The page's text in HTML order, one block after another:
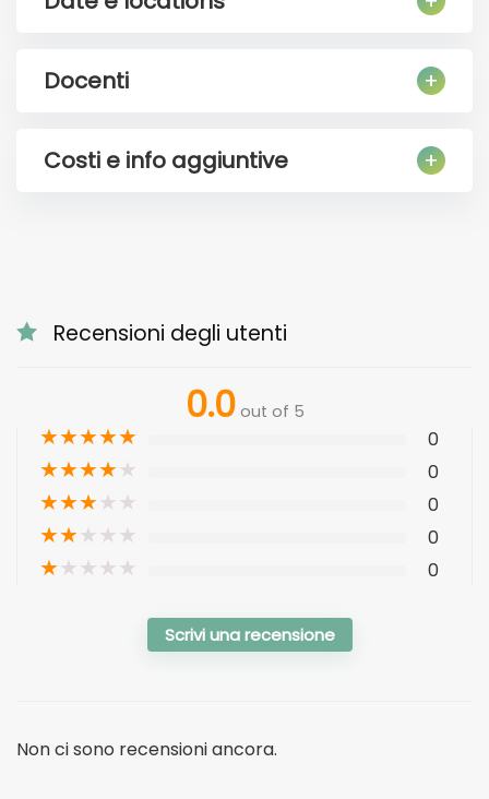
Docenti
Costi e info aggiuntive
Recensioni degli utenti
0.0 out of 5
★★★★★ 0
★★★★★ 0
★★★★ ★ 0
★★★ ★ ★ 0
★★ ★ ★ ★ 0
Scrivi una recensione
Non ci sono recensioni ancora.